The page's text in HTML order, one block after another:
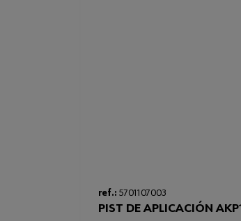
ref.: 5701107003
PIST DE APLICACIÓN